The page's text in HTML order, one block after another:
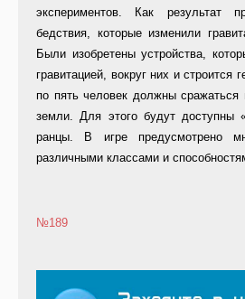
экспериментов. Как результат
бедствия, которые изменили
Были изобретены устройства,
гравитацией, вокруг них и
по пять человек должны сражаться
земли. Для этого будут доступны
ранцы. В игре предусмотрено
различными классами и
№189